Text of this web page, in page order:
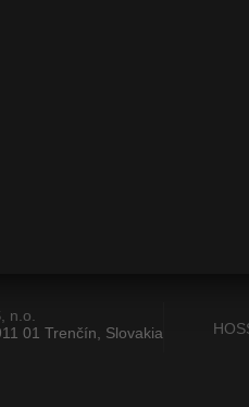
n.o.
01 Trenčín, Slovakia